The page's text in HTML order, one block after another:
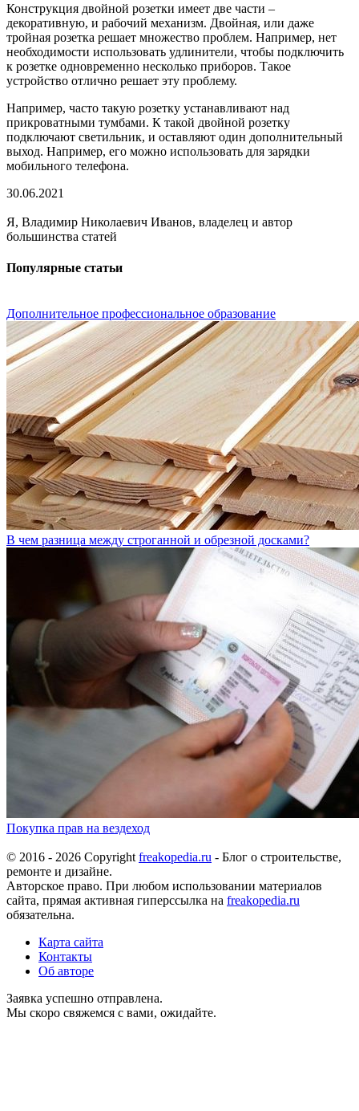
Конструкция двойной розетки имеет две части –
декоративную, и рабочий механизм. Двойная, или даже
тройная розетка решает множество проблем. Например, нет
необходимости использовать удлинители, чтобы подключить
к розетке одновременно несколько приборов. Такое
устройство отлично решает эту проблему.
Например, часто такую розетку устанавливают над
прикроватными тумбами. К такой двойной розетку
подключают светильник, и оставляют один дополнительный
выход. Например, его можно использовать для зарядки
мобильного телефона.
30.06.2021
Я, Владимир Николаевич Иванов, владелец и автор
большинства статей
Популярные статьи
Дополнительное профессиональное образование
В чем разница между строганной и обрезной досками?
Покупка прав на вездеход
© 2016 - 2026 Copyright freakopedia.ru - Блог о строительстве,
ремонте и дизайне.
Авторское право. При любом использовании материалов
сайта, прямая активная гиперссылка на freakopedia.ru
обязательна.
Карта сайта
Контакты
Об авторе
Заявка успешно отправлена.
Мы скоро свяжемся с вами, ожидайте.